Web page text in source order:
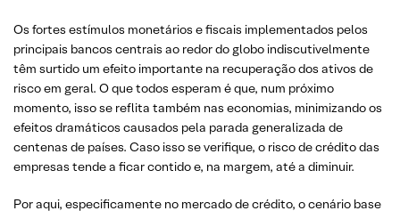
Os fortes estímulos monetários e fiscais implementados pelos
principais bancos centrais ao redor do globo indiscutivelmente
têm surtido um efeito importante na recuperação dos ativos de
risco em geral. O que todos esperam é que, num próximo
momento, isso se reflita também nas economias, minimizando os
efeitos dramáticos causados pela parada generalizada de
centenas de países. Caso isso se verifique, o risco de crédito das
empresas tende a ficar contido e, na margem, até a diminuir.
Por aqui, especificamente no mercado de crédito, o cenário base